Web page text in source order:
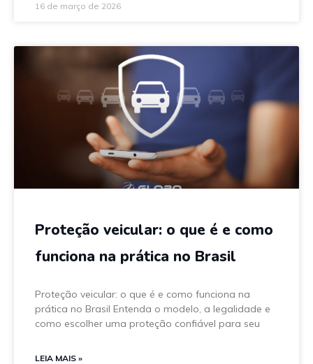
16 de março de 2026
Proteção veicular: o que é e como
funciona na prática no Brasil
Proteção veicular: o que é e como funciona na
prática no Brasil Entenda o modelo, a legalidade e
como escolher uma proteção confiável para seu
LEIA MAIS »